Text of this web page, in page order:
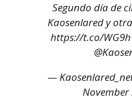
Segundo día de
Kaosenlared y
https://t.co/
—
November